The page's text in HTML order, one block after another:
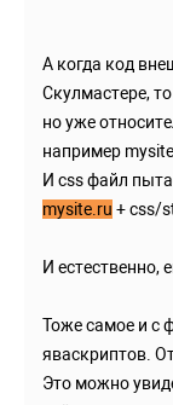
А когда код
Скулмастере,
но уже
например
И css файл
mysite.ru + css/
И естественно,
Тоже самое и с
яваскриптов.
Это можно